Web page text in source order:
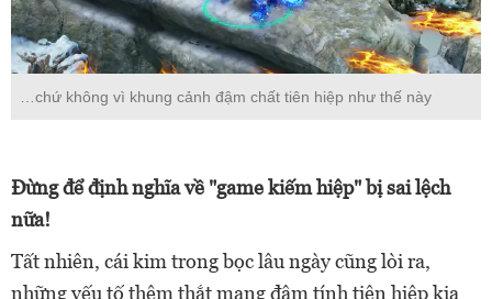
…chứ không vì khung cảnh đậm chất tiên hiệp như thế này
Đừng để định nghĩa về "game kiếm hiệp" bị sai lệch
nữa!
Tất nhiên, cái kim trong bọc lâu ngày cũng lòi ra,
những yếu tố thêm thắt mang đậm tính tiên hiệp kia